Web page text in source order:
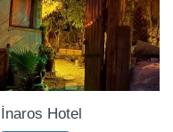
İnaros Hotel